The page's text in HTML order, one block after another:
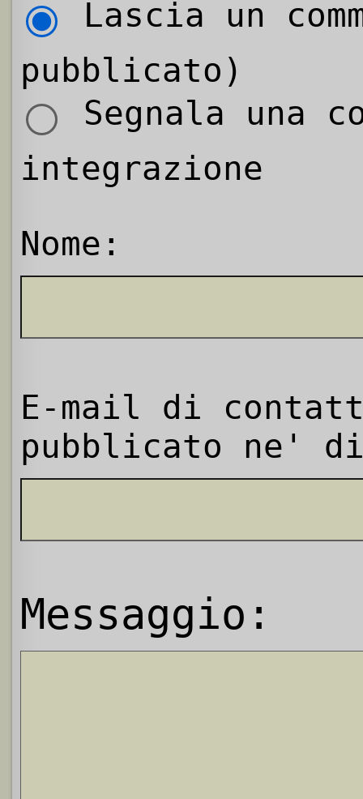
Lascia un
pubblicato)
Segnala una
integrazione
Nome:
E-mail di
pubblicato ne'
Messaggio: